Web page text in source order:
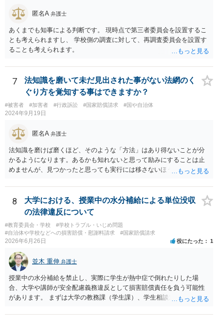
匿名A 弁護士
あくまでも知事による判断です。 現時点で第三者委員会を設置するこ
とも考えられますし、 学校側の調査に対して、再調査委員会を設置す
ることも考えられます。
7
法知識を磨いて未だ見出された事がない法網のく
ぐり方を覚知する事はできますか？
#被害者 #加害者 #行政訴訟 #国家賠償請求 #国や自治体
2024年9月19日
匿名A 弁護士
法知識を磨けば磨くほど、そのような「方法」はあり得ないことが分
かるようになります。あるかも知れないと思って励みにすることは止
めませんが、見つかったと思っても実行には移さないほうがいいでし
8
大学における、授業中の水分補給による単位没収
の法律違反について
#教育委員会・学校
#学校トラブル・いじめ問題
#自治体や学校などへの損害賠償・慰謝料請求
#国家賠償請求
2026年6月26日 役にたった 1
並木 重伸 弁護士
授業中の水分補給を禁止し、実際に学生が熱中症で倒れたりした場
合、大学や講師が安全配慮義務違反として損害賠償責任を負う可能性
があります。 まずは大学の教務課（学生課）、学生相談窓口、ハラス
大学側から教師へ指導を入れてもらうのが一番安全で確実な方法で